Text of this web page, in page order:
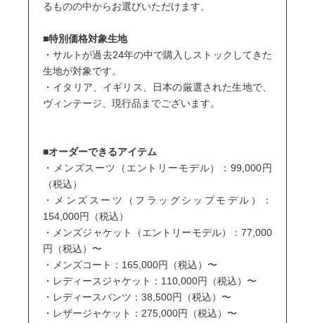
るものの中からお選びいただけます。
■特別価格対象生地
・サルトが過去24年の中で購入しストックしてきた
生地が対象です。
・イタリア、イギリス、日本の厳選された生地で、
ヴィンテージ、現行品までございます。
■オーダーできるアイテム
・メンズスーツ（エントリーモデル）：99,000円
（税込）
・メンズスーツ（フラッグシップモデル）：
154,000円
（税込）
・メンズジャケット
（エントリーモデル） ：77,000
円
（税込）〜
・メンズコート ： 165,000円
（税込）〜
・レディースジャケット：110,000円
（税込）〜
・レディースパンツ：38,500円
（税込）〜
・レザージャケット：275,000円（税込）〜